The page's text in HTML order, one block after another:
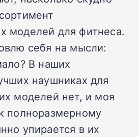
моделей для фитнеса.
себя на мысли:
В наших
наушниках для
моделей нет, и моя
полноразмерному
упирается в их